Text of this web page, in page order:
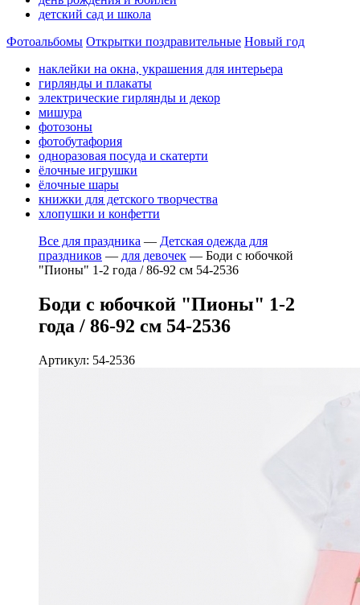
детский сад и школа
Фотоальбомы Открытки поздравительные Новый год
наклейки на окна, украшения для интерьера
гирлянды и плакаты
электрические гирлянды и декор
мишура
фотозоны
фотобутафория
одноразовая посуда и скатерти
ёлочные игрушки
ёлочные шары
книжки для детского творчества
хлопушки и конфетти
Все для праздника — Детская одежда для
праздников — для девочек — Боди с юбочкой
"Пионы" 1-2 года / 86-92 см 54-2536
Боди с юбочкой "Пионы" 1-2
года / 86-92 см 54-2536
Артикул: 54-2536